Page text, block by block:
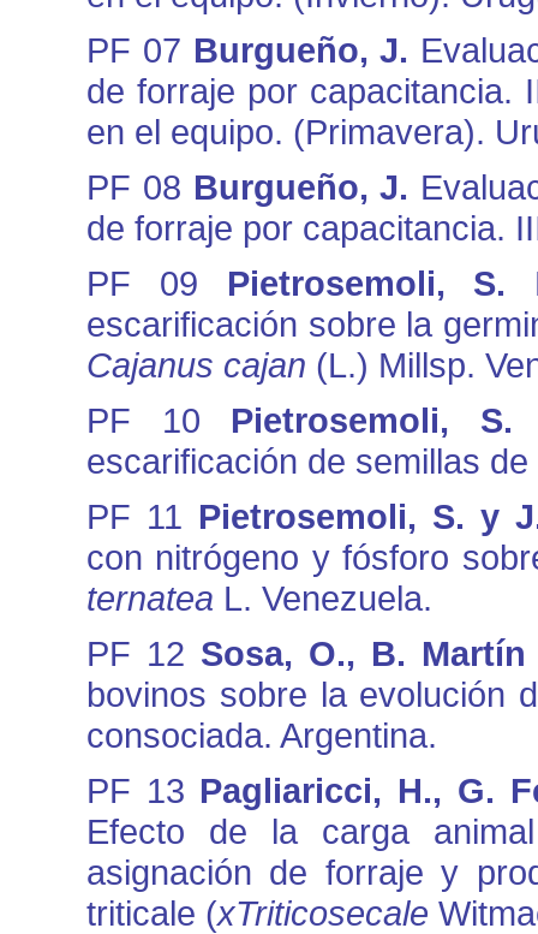
PF 07 Burgueño, J.
de forraje por capacitancia.
en el equipo. (Primavera).
PF 08 Burgueño, J.
de forraje por capacitancia.
PF 09 Pietrosemoli, S.
escarificación sobre la
Cajanus cajan (L.) Millsp.
PF 10 Pietrosemoli,
escarificación de semillas de
PF 11 Pietrosemoli, S. y
con nitrógeno y fósforo
ternatea L. Venezuela.
PF 12 Sosa, O., B.
bovinos sobre la evolución
consociada. Argentina.
PF 13 Pagliaricci, H., G.
Efecto de la carga
asignación de forraje y
triticale (xTriticosecale